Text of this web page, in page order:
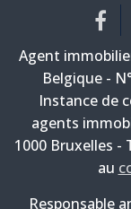
Agent
Belgique -
Instance de
agents
1000 Bruxelles -
au
Responsable